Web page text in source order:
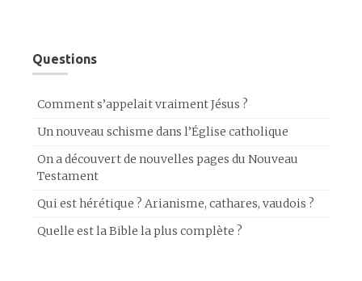
Questions
Comment s’appelait vraiment Jésus ?
Un nouveau schisme dans l’Église catholique
On a découvert de nouvelles pages du Nouveau
Testament
Qui est hérétique ? Arianisme, cathares, vaudois ?
Quelle est la Bible la plus complète ?